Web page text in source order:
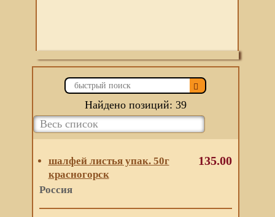
Найдено позиций: 39
шалфей листья упак. 50г
красногорск
Россия
135.00